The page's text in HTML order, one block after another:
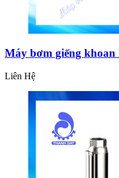
Máy bơm giếng khoan
Liên Hệ